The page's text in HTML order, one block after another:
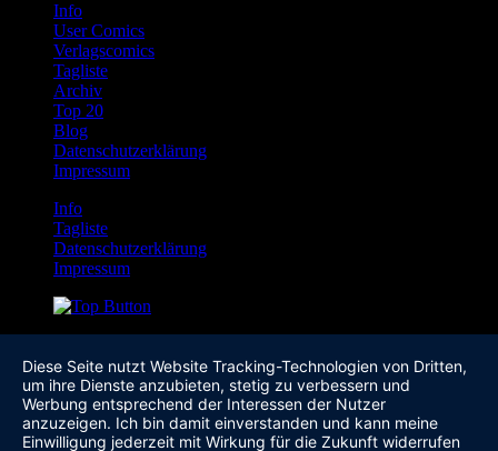
Info
User Comics
Verlagscomics
Tagliste
Archiv
Top 20
Blog
Datenschutzerklärung
Impressum
Info
Tagliste
Datenschutzerklärung
Impressum
Diese Seite nutzt Website Tracking-Technologien von Dritten,
um ihre Dienste anzubieten, stetig zu verbessern und
Werbung entsprechend der Interessen der Nutzer
anzuzeigen. Ich bin damit einverstanden und kann meine
Einwilligung jederzeit mit Wirkung für die Zukunft widerrufen